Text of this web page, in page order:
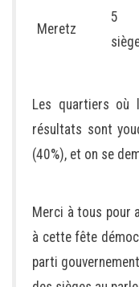
Meretz
5
Les quartiers où
résultats sont
(40%), et on se
Merci à tous pour
à cette fête
parti